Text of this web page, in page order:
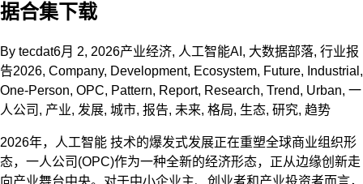
据合集下载
By tecdat6月 2, 2026产业经济, 人工智能AI , 大数据部落, 行业报
告2026, Company, Development, Ecosystem, Future, Industrial ,
One-Person, OPC, Pattern, Report, Research, Trend, Urban, 一
人公司 , 产业, 发展, 城市, 报告, 未来, 格局, 生态, 研究, 趋势
2026年，人工智能 技术的爆发式发展正在重塑全球商业组织形
态，一人公司(OPC)作为一种全新的经济形态，正从边缘创新走
向产业舞台中央。对于中小企业主、创业者和产业投资者而言，